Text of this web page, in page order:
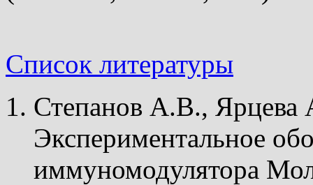
Список литературы
Степанов А.В.,
Экспериментальное
иммуномодулятора